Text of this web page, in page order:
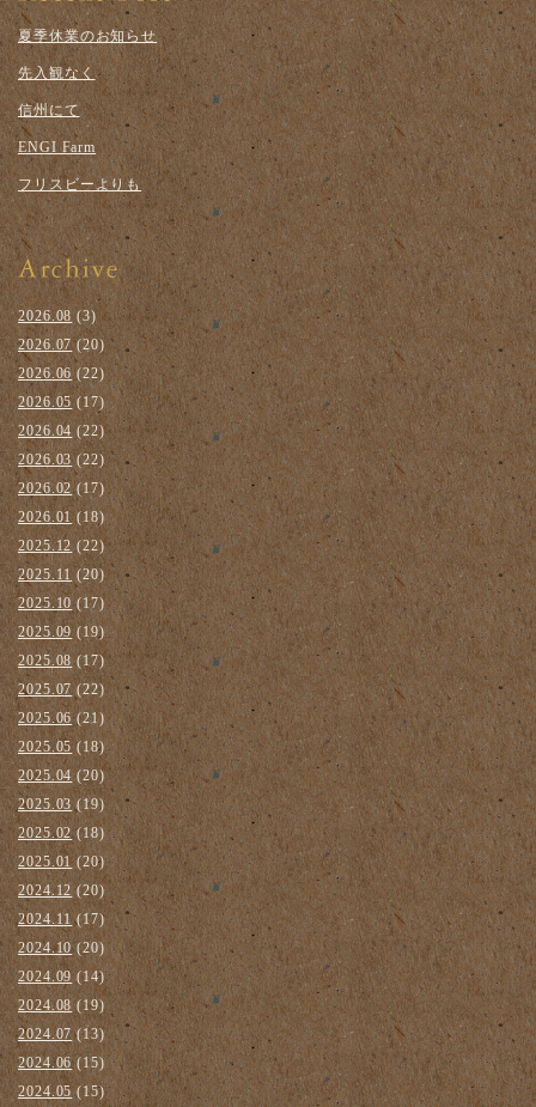
夏季休業のお知らせ
先入観なく
信州にて
ENGI Farm
フリスビーよりも
2026.08 (3)
2026.07(20)
2026.06 (22)
2026.05(17)
2026.04 (22)
2026.03(22)
2026.02(17)
2026.01 (18)
2025.12 (22)
2025.11(20)
2025.10(17)
2025.09(19)
2025.08 (17)
2025.07(22)
2025.06(21)
2025.05(18)
2025.04(20)
2025.03(19)
2025.02(18)
2025.01(20)
2024.12(20)
2024.11 (17)
2024.10(20)
2024.09(14)
2024.08(19)
2024.07 (13)
2024.06(15)
2024.05 (15)